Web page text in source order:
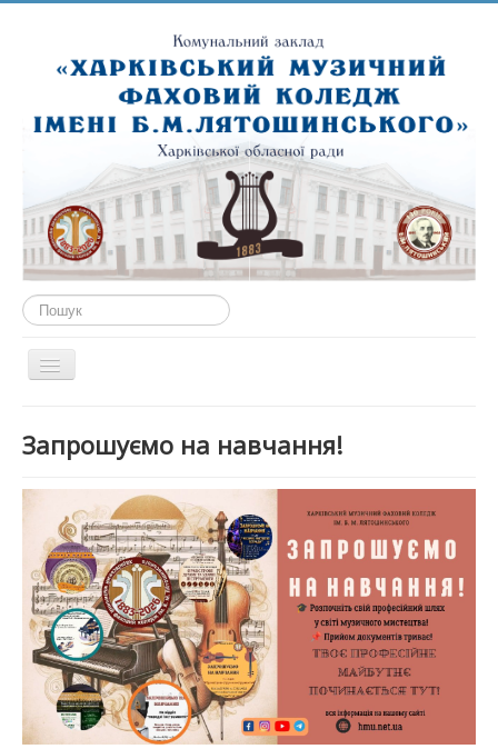
Пошук...
Перемикач
ПРО НАС
ПУБЛІЧНА ІНФОРМАЦІЯ
АБІТУРІЄНТУ
СТУДЕНТУ
КАБІНЕТ МЕТОДИСТА
НАВЧАЛЬНО-ВИХОВНА РОБОТА
МИСТЕЦЬКІ ПРОЄКТИ
БІБЛІОТЕКА, ФОНОТЕКА
Запрошуємо на навчання!